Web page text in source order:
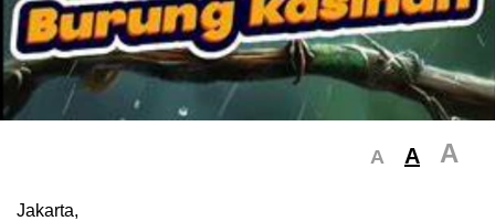
A A A
Jakarta,